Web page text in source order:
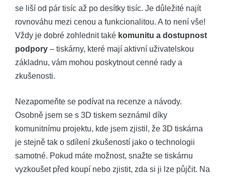
se liší od pár tisíc až po desítky tisíc. Je důležité najít
rovnováhu mezi cenou a funkcionalitou. A to není vše!
Vždy je dobré zohlednit také komunitu a dostupnost
podpory – tiskárny, které mají aktivní uživatelskou
základnu, vám mohou poskytnout cenné rady a
zkušenosti.
Nezapomeňte se podívat na recenze a návody.
Osobně jsem se s 3D tiskem seznámil díky
komunitnímu projektu, kde jsem zjistil, že 3D tiskárna
je stejně tak o sdílení zkušeností jako o technologii
samotné. Pokud máte možnost, snažte se tiskárnu
vyzkoušet před koupí nebo zjistit, zda si ji lze půjčit. Na